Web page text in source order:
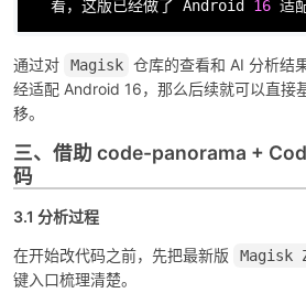
看，这版已经做了 Android 16 适
通过对 Magisk 仓库的查看和 AI 分析结
经适配 Android 16，那么后续就可以直接
移。
三、借助 code-panorama +
码
3.1 分析过程
在开始改代码之前，先把最新版 Magisk
键入口梳理清楚。